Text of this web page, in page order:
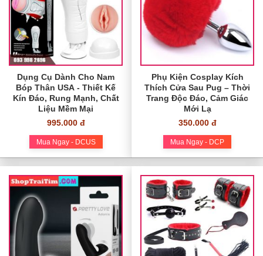
Dụng Cụ Dành Cho Nam
Bóp Thân USA - Thiết Kế
Kín Đáo, Rung Mạnh, Chất
Liệu Mềm Mại
995.000 đ
Mua Ngay - DCUS
Phụ Kiện Cosplay Kích
Thích Cửa Sau Pug – Thời
Trang Độc Đáo, Cảm Giác
Mới Lạ
350.000 đ
Mua Ngay - DCP